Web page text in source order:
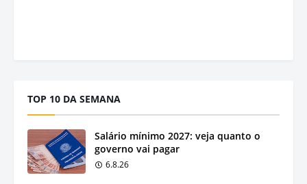
TOP 10 DA SEMANA
Salário mínimo 2027: veja quanto o
governo vai pagar
6.8.26